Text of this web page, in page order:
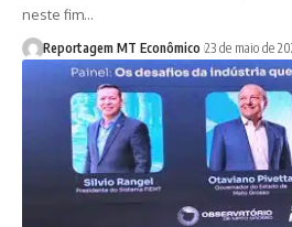
neste fim…
Reportagem MT Econômico 23 de maio de